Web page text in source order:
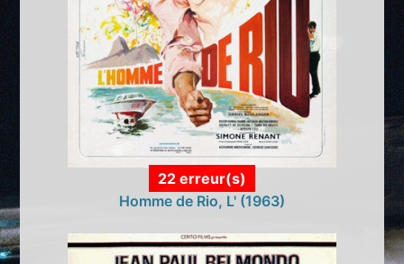
22 erreur(s)
Homme de Rio, L' (1963)